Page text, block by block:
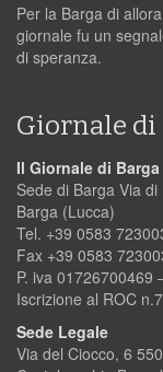
Per la Barga di
giornale fu un
di speranza.
Giornale di
Il Giornale di
Sede di Barga Via di
Barga (Lucca)
Tel. +39 0583
Fax +39 0583
P. iva 01726700469
Iscrizione al ROC
Sede Legale
Via del Ciocco, 6